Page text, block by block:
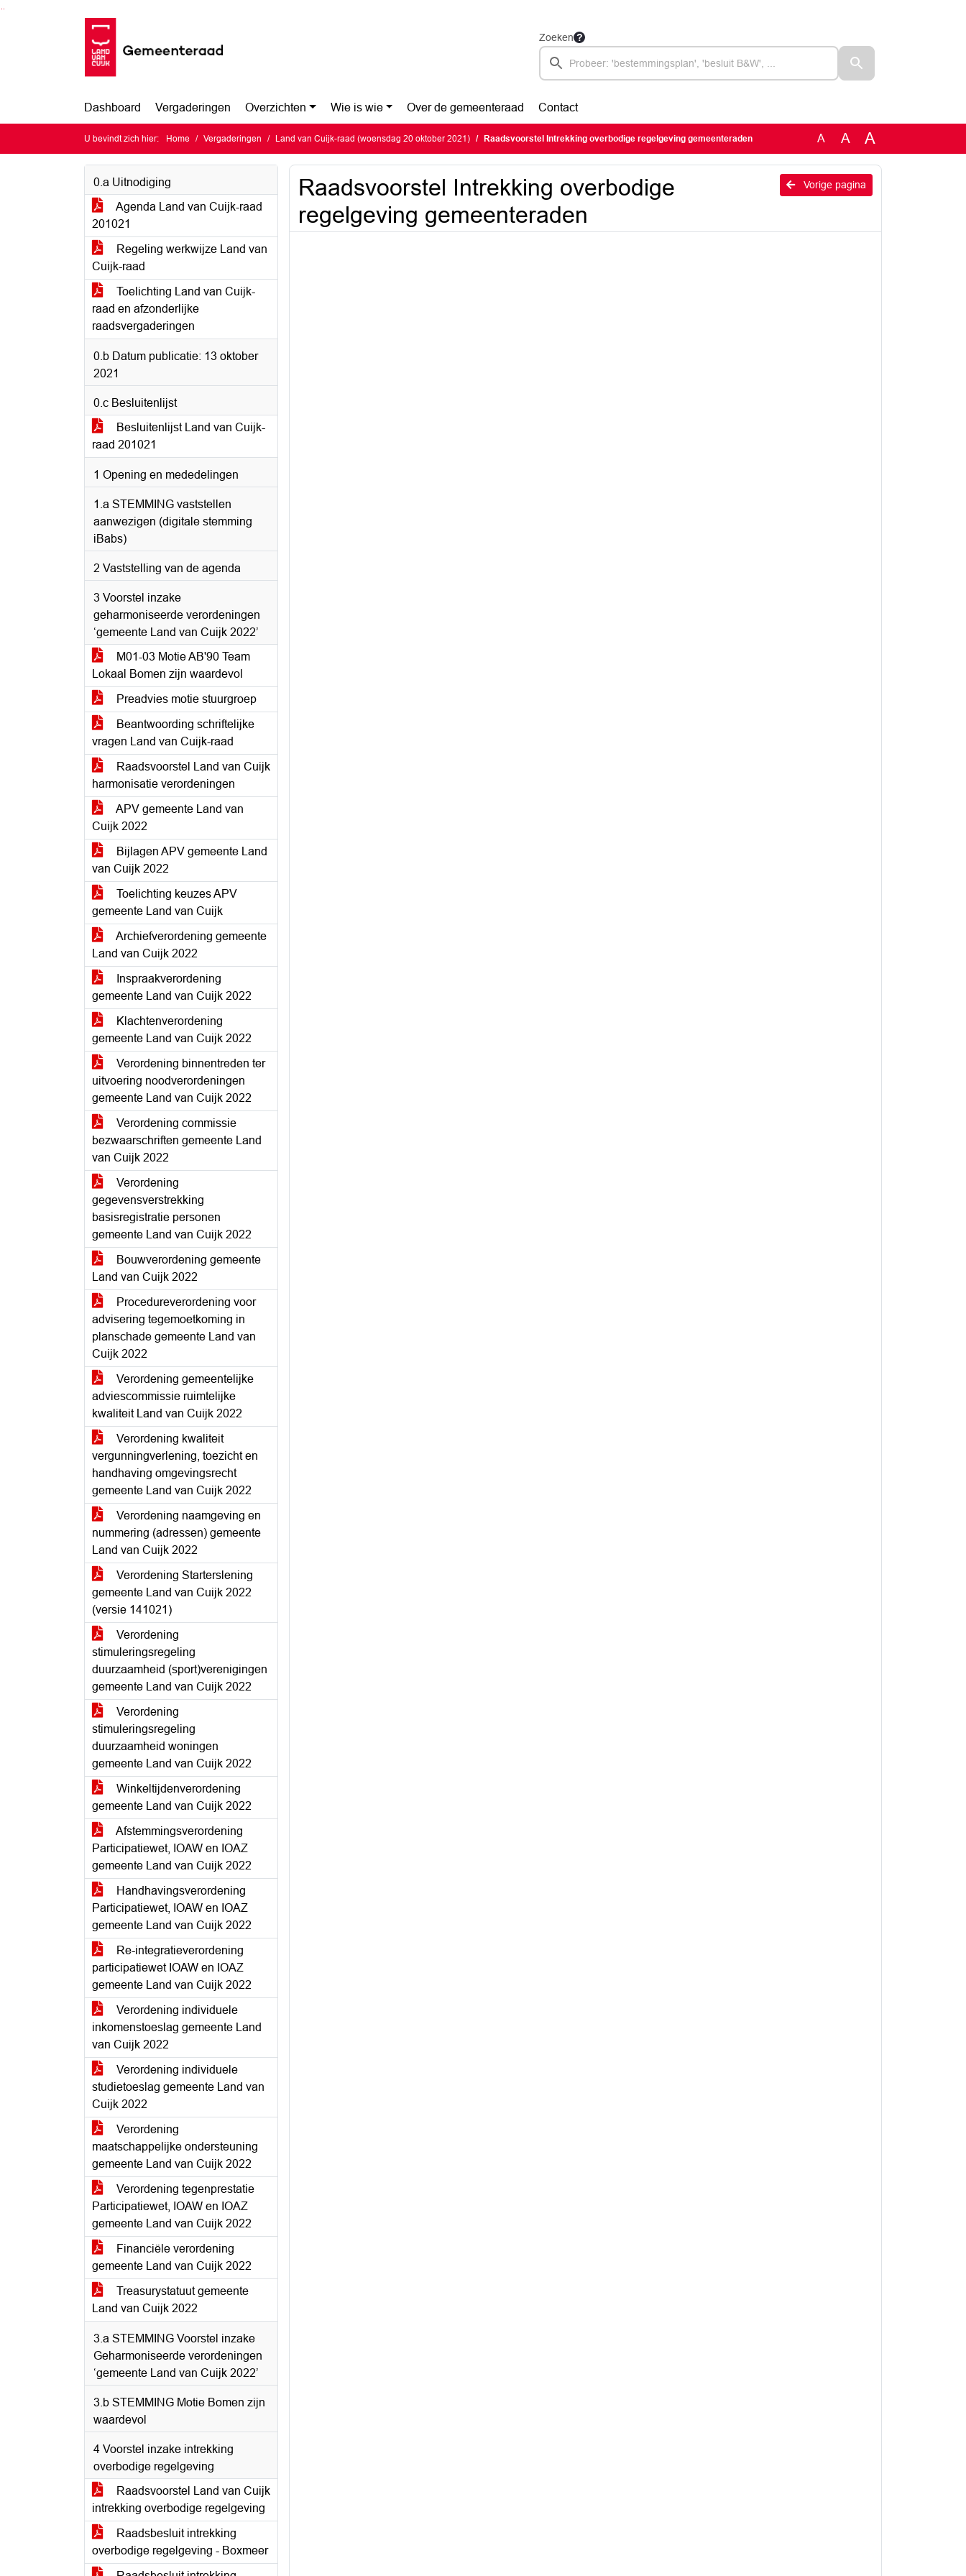
Ga naar de inhoud van deze pagina
Ga naar het zoeken
Ga naar het menu
Zoeken
Dashboard Vergaderingen Overzichten Wie is wie Over de gemeenteraad Contact
U bevindt zich hier: Home Vergaderingen Land van Cuijk-raad (woensdag 20 oktober 2021) Raadsvoorstel Intrekking overbodige regelgeving gemeenteraden A A A
0.a Uitnodiging
Agenda Land van Cuijk-raad
201021
Regeling werkwijze Land van
Cuijk-raad
Toelichting Land van Cuijk-
raad en afzonderlijke
raadsvergaderingen
0.b Datum publicatie: 13 oktober
2021
0.c Besluitenlijst
Besluitenlijst Land van Cuijk-
raad 201021
1 Opening en mededelingen
1.a STEMMING vaststellen
aanwezigen (digitale stemming
iBabs)
2 Vaststelling van de agenda
3 Voorstel inzake
geharmoniseerde verordeningen
‘gemeente Land van Cuijk 2022’
M01-03 Motie AB'90 Team
Lokaal Bomen zijn waardevol
Preadvies motie stuurgroep
Beantwoording schriftelijke
vragen Land van Cuijk-raad
Raadsvoorstel Land van Cuijk
harmonisatie verordeningen
APV gemeente Land van
Cuijk 2022
Bijlagen APV gemeente Land
van Cuijk 2022
Toelichting keuzes APV
gemeente Land van Cuijk
Archiefverordening gemeente
Land van Cuijk 2022
Inspraakverordening
gemeente Land van Cuijk 2022
Klachtenverordening
gemeente Land van Cuijk 2022
Verordening binnentreden ter
uitvoering noodverordeningen
gemeente Land van Cuijk 2022
Verordening commissie
bezwaarschriften gemeente Land
van Cuijk 2022
Verordening
gegevensverstrekking
basisregistratie personen
gemeente Land van Cuijk 2022
Bouwverordening gemeente
Land van Cuijk 2022
Procedureverordening voor
advisering tegemoetkoming in
planschade gemeente Land van
Cuijk 2022
Verordening gemeentelijke
adviescommissie ruimtelijke
kwaliteit Land van Cuijk 2022
Verordening kwaliteit
vergunningverlening, toezicht en
handhaving omgevingsrecht
gemeente Land van Cuijk 2022
Verordening naamgeving en
nummering (adressen) gemeente
Land van Cuijk 2022
Verordening Starterslening
gemeente Land van Cuijk 2022
(versie 141021)
Verordening
stimuleringsregeling
duurzaamheid (sport)verenigingen
gemeente Land van Cuijk 2022
Verordening
stimuleringsregeling
duurzaamheid woningen
gemeente Land van Cuijk 2022
Winkeltijdenverordening
gemeente Land van Cuijk 2022
Afstemmingsverordening
Participatiewet, IOAW en IOAZ
gemeente Land van Cuijk 2022
Handhavingsverordening
Participatiewet, IOAW en IOAZ
gemeente Land van Cuijk 2022
Re-integratieverordening
participatiewet IOAW en IOAZ
gemeente Land van Cuijk 2022
Verordening individuele
inkomenstoeslag gemeente Land
van Cuijk 2022
Verordening individuele
studietoeslag gemeente Land van
Cuijk 2022
Verordening
maatschappelijke ondersteuning
gemeente Land van Cuijk 2022
Verordening tegenprestatie
Participatiewet, IOAW en IOAZ
gemeente Land van Cuijk 2022
Financiële verordening
gemeente Land van Cuijk 2022
Treasurystatuut gemeente
Land van Cuijk 2022
3.a STEMMING Voorstel inzake
Geharmoniseerde verordeningen
‘gemeente Land van Cuijk 2022’
3.b STEMMING Motie Bomen zijn
waardevol
4 Voorstel inzake intrekking
overbodige regelgeving
Raadsvoorstel Land van Cuijk
intrekking overbodige regelgeving
Raadsbesluit intrekking
overbodige regelgeving - Boxmeer
Vorige pagina
Raadsvoorstel Intrekking overbodige
regelgeving gemeenteraden